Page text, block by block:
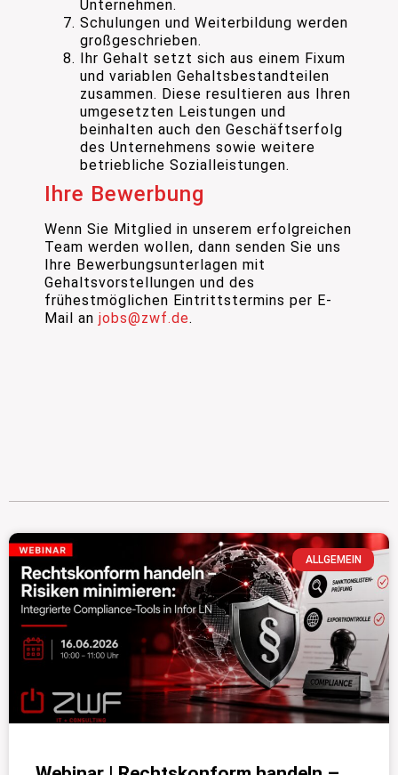
Unternehmen.
Schulungen und Weiterbildung werden
großgeschrieben.
Ihr Gehalt setzt sich aus einem Fixum
und variablen Gehaltsbestandteilen
zusammen. Diese resultieren aus Ihren
umgesetzten Leistungen und
beinhalten auch den Geschäftserfolg
des Unternehmens sowie weitere
betriebliche Sozialleistungen.
Ihre Bewerbung
Wenn Sie Mitglied in unserem erfolgreichen
Team werden wollen, dann senden Sie uns
Ihre Bewerbungsunterlagen mit
Gehaltsvorstellungen und des
frühestmöglichen Eintrittstermins per E-
Mail an jobs@zwf.de.
ALLGEMEIN